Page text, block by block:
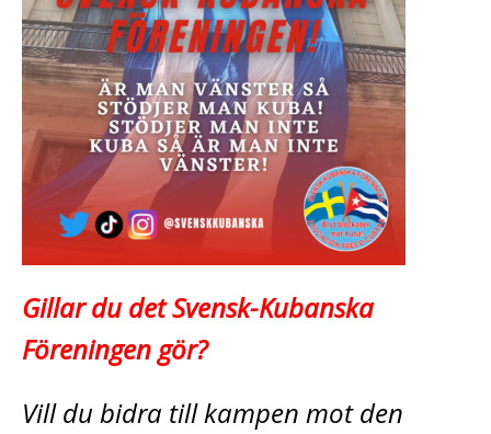
Gillar du det Svensk-Kubanska
Föreningen gör?
Vill du bidra till kampen mot den